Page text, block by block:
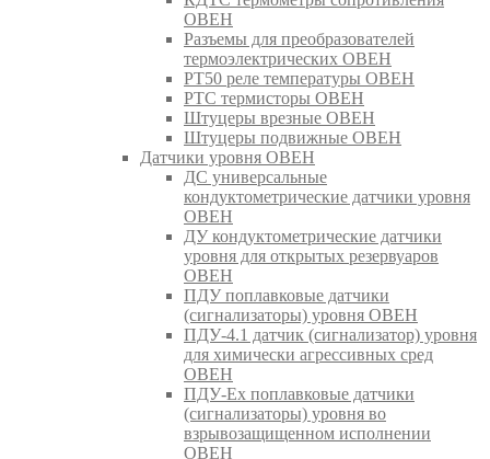
ОВЕН
Разъемы для преобразователей
термоэлектрических ОВЕН
РТ50 реле температуры ОВЕН
РТС термисторы ОВЕН
Штуцеры врезные ОВЕН
Штуцеры подвижные ОВЕН
Датчики уровня ОВЕН
ДС универсальные
кондуктометрические датчики уровня
ОВЕН
ДУ кондуктометрические датчики
уровня для открытых резервуаров
ОВЕН
ПДУ поплавковые датчики
(сигнализаторы) уровня ОВЕН
ПДУ-4.1 датчик (сигнализатор) уровня
для химически агрессивных сред
ОВЕН
ПДУ-Ex поплавковые датчики
(сигнализаторы) уровня во
взрывозащищенном исполнении
ОВЕН